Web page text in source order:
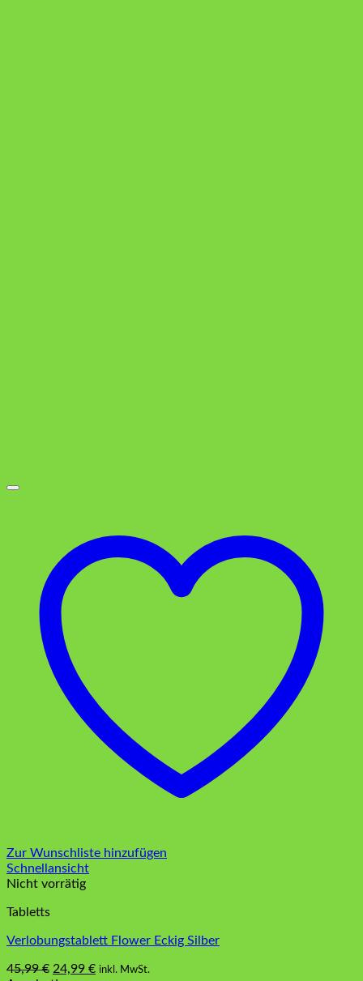
Zur Wunschliste hinzufügen
Schnellansicht
Nicht vorrätig
Tabletts
Verlobungstablett Flower Eckig Silber
45,99€ Ursprünglicher
24,99 €Aktueller
inkl. MwSt.